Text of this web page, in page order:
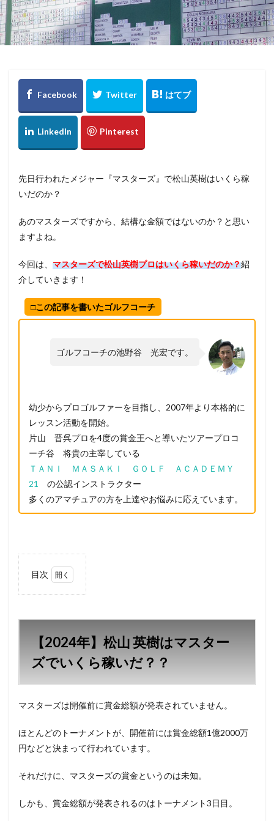
先日行われたメジャー『マスターズ』で松山英樹はいくら稼
いだのか？
あのマスターズですから、結構な金額ではないのか？と思い
ますよね。
今回は、 マスターズで松山英樹プロはいくら稼いだのか？紹
介していきます！
□この記事を書いたゴルフコーチ
ゴルフコーチの池野谷 光宏です。
幼少からプロゴルファーを目指し、2007年より本格的に
レッスン活動を開始。
片山 晋呉プロを4度の賞金王へと導いたツアープロコ
ーチ谷 将貴の主宰している
ＴＡＮＩ ＭＡＳＡＫＩ ＧＯＬＦ ＡＣＡＤＥＭＹ
21
の公認インストラクター
多くのアマチュアの方を上達やお悩みに応えています。
目次
はマス
ターズ
でいく
ら稼い
【2024年】松山 英樹はマスター
ズでいくら稼いだ？？
マスターズは開催前に賞金総額が発表されていません。
ほとんどのトーナメントが、開催前には賞金総額1億2000万
円などと決まって行われています。
それだけに、マスターズの賞金というのは未知。
しかも、賞金総額が発表されるのはトーナメント3日目。